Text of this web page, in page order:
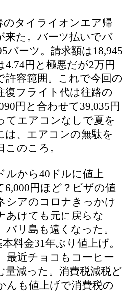
のタイライオンエア帰
来た。バーツ払いでバ
バーツ。請求額は18,945
円と極悪だが2万円
許容範囲。これで今回の
復フライト代は往路の
円と合わせて39,035円
てエアコンなしで夏を
は、エアコンの無駄を
このころ。
ルから40ドルに値上
6,000円ほど？ビザの値
シアのコロナきっかけ
あけても元に戻らな
リ島も遠くなった。
料金31年ぶり値上げ。
最近チョコもコーヒー
量減った。消費税減税ど
んも値上げで消費税の